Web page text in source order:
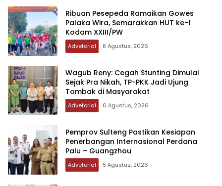
Ribuan Pesepeda Ramaikan Gowes
Palaka Wira, Semarakkan HUT ke-1
Kodam XXIII/PW
Advetorial 8 Agustus, 2026
Wagub Reny: Cegah Stunting Dimulai
Sejak Pra Nikah, TP-PKK Jadi Ujung
Tombak di Masyarakat
Advetorial 6 Agustus, 2026
Pemprov Sulteng Pastikan Kesiapan
Penerbangan Internasional Perdana
Palu – Guangzhou
Advetorial 5 Agustus, 2026